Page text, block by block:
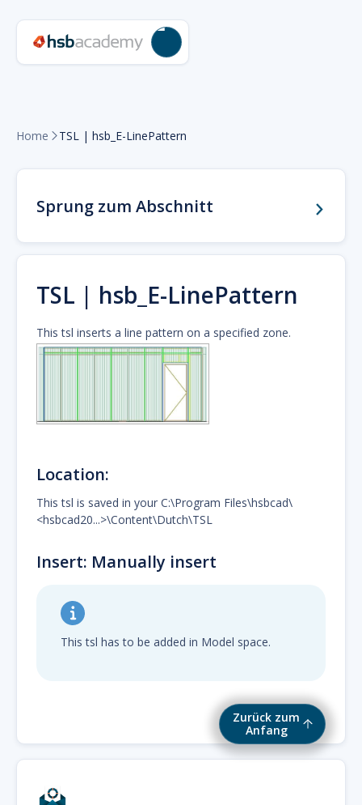
Zurück zum
Anfang
Home  TSL | hsb_E-LinePattern
Sprung zum Abschnitt
TSL | hsb_E-LinePattern
This tsl inserts a line pattern on a specified zone.
Location:
This tsl is saved in your C:\Program Files\hsbcad\
<hsbcad20...>\Content\Dutch\TSL
Insert: Manually insert
This tsl has to be added in Model space.